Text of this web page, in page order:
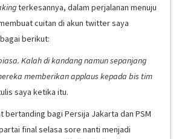
terkesannya, dalam perjalanan menuju
cuitan di akun twitter saya
berikut:
Kalah di kandang namun sepanjang
memberikan applaus kepada bis tim
saya ketika itu.
bertanding bagi Persija Jakarta dan PSM
final selasa sore nanti menjadi